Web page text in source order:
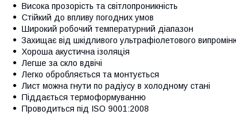
Висока прозорість та світлопроникність
Стійкий до впливу погодних умов
Широкий робочий температурний діапазон
Захищає від шкідливого ультрафіолетового
Хороша акустична ізоляція
Легше за скло вдвічі
Легко обробляється та монтується
Лист можна гнути по радіусу в холодному стані
Піддається термоформуванню
Проводиться під ISO 9001:2008